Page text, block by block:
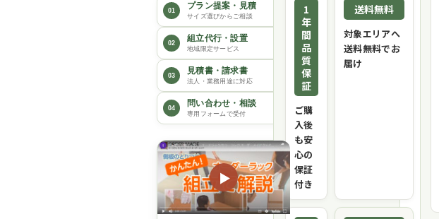
01 プラン提案・見積
サイズ選びからご相談
02 組立代行・設置
地域限定サービス
03 見積書・請求書
法人・業務用途に対応
04 問い合わせ・相談
専用フォームで受付
▶
1
年
間
品
質
保
証
ご購
入後
も安
心の
保証
付き
送料無料
対象エリアへ
送料無料でお
届け